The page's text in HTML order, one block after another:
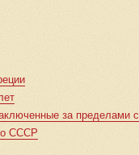
за пределами
СССР